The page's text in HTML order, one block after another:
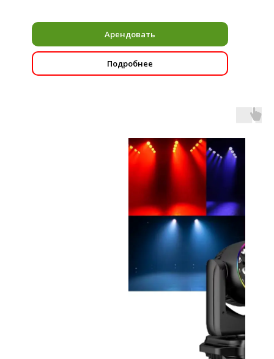
Арендовать
Подробнее